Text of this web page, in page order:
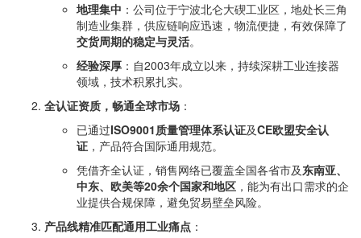
地理集中 ：公司位于宁波北仑大碶工业区，地处长三角
制造业集群，供应链响应迅速，物流便捷，有效保障了
交货周期的稳定与灵活。
经验深厚 ：自2003年成立以来，持续深耕工业连接器
领域，技术积累扎实。
全认证资质，畅通全球市场 ：
已通过ISO9001质量管理体系认证及CE欧盟安全认
证 ，产品符合国际通用规范。
凭借齐全认证，销售网络已覆盖全国各省市及东南亚、
中东、欧美等20余个国家和地区 ，能为有出口需求的企
业提供合规保障，避免贸易壁垒风险。
产品线精准匹配通用工业痛点 ：